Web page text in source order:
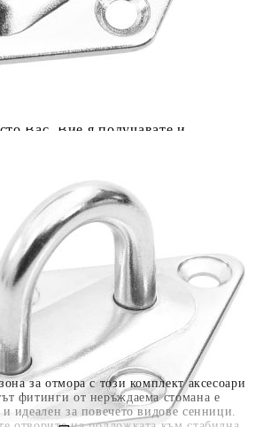
за отмора с този комплект аксесоари
фитинги от неръждаема стомана е
идеален за повечето видове сенници.
е с информационна цел.
в количката си с бутона "Добави в
ще можете да изберете броя
Вас. Вие я получавате и
Заплащате 20% от стойността на
с карта. Останалата сума се
месечни вноски без оскъпяване. За
до 1000 лв. / €511.31
Стойността на поръчката се
месечни вноски с оскъпяване. За
до 2000 лв. / €1022.61